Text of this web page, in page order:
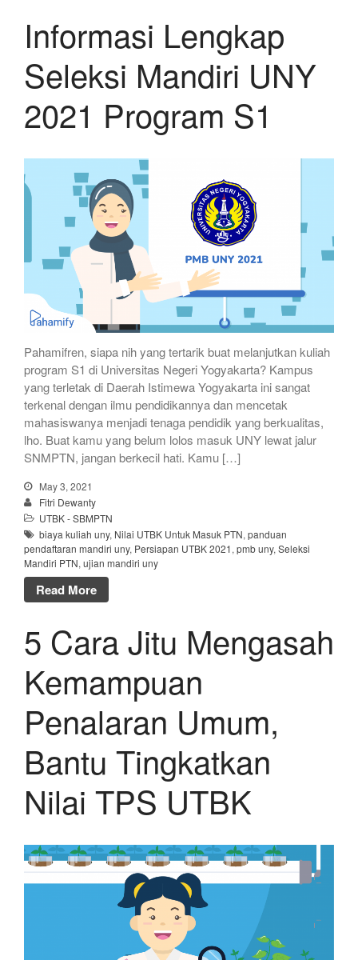
Informasi Lengkap
Seleksi Mandiri UNY
2021 Program S1
Pahamifren, siapa nih yang tertarik buat melanjutkan kuliah
program S1 di Universitas Negeri Yogyakarta? Kampus
yang terletak di Daerah Istimewa Yogyakarta ini sangat
terkenal dengan ilmu pendidikannya dan mencetak
mahasiswanya menjadi tenaga pendidik yang berkualitas,
lho. Buat kamu yang belum lolos masuk UNY lewat jalur
SNMPTN, jangan berkecil hati. Kamu […]
May 3, 2021
Fitri Dewanty
UTBK - SBMPTN
biaya kuliah uny, Nilai UTBK Untuk Masuk PTN, panduan
pendaftaran mandiri uny, Persiapan UTBK 2021, pmb uny, Seleksi
Mandiri PTN, ujian mandiri uny
Read More
5 Cara Jitu Mengasah
Kemampuan
Penalaran Umum,
Bantu Tingkatkan
Nilai TPS UTBK